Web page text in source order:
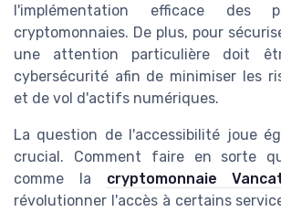
l'implémentation efficace des
cryptomonnaies. De plus, pour
une attention particulière doit
cybersécurité afin de minimiser les
et de vol d'actifs numériques.
La question de l'accessibilité joue
crucial. Comment faire en sorte
comme la cryptomonnaie
révolutionner l'accès à certains